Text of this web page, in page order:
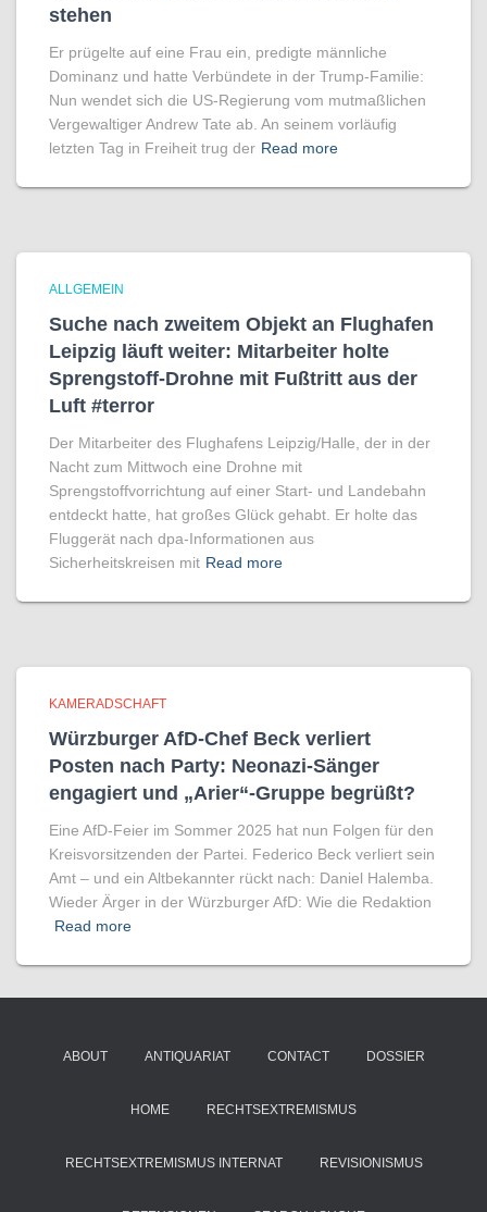
stehen
Er prügelte auf eine Frau ein, predigte männliche
Dominanz und hatte Verbündete in der Trump-Familie:
Nun wendet sich die US-Regierung vom mutmaßlichen
Vergewaltiger Andrew Tate ab. An seinem vorläufig
letzten Tag in Freiheit trug der Read more
ALLGEMEIN
Suche nach zweitem Objekt an Flughafen
Leipzig läuft weiter: Mitarbeiter holte
Sprengstoff-Drohne mit Fußtritt aus der
Luft #terror
Der Mitarbeiter des Flughafens Leipzig/Halle, der in der
Nacht zum Mittwoch eine Drohne mit
Sprengstoffvorrichtung auf einer Start- und Landebahn
entdeckt hatte, hat großes Glück gehabt. Er holte das
Fluggerät nach dpa-Informationen aus
Sicherheitskreisen mit Read more
KAMERADSCHAFT
Würzburger AfD-Chef Beck verliert
Posten nach Party: Neonazi-Sänger
engagiert und „Arier“-Gruppe begrüßt?
Eine AfD-Feier im Sommer 2025 hat nun Folgen für den
Kreisvorsitzenden der Partei. Federico Beck verliert sein
Amt – und ein Altbekannter rückt nach: Daniel Halemba.
Wieder Ärger in der Würzburger AfD: Wie die Redaktion
Read more
ABOUT ANTIQUARIAT CONTACT DOSSIER
HOME RECHTSEXTREMISMUS
RECHTSEXTREMISMUS INTERNAT REVISIONISMUS